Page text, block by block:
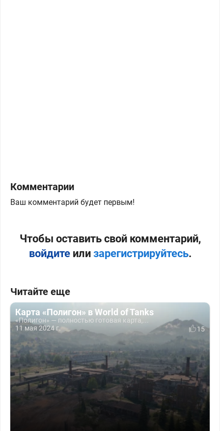
Комментарии
Ваш комментарий будет первым!
Чтобы оставить свой комментарий,
войдитеили зарегистрируйтесь.
Читайте еще
Карта «Полигон» в World of Tanks
«Полигон» — полностью готовая карта,...
11 мая 2024 г.
15